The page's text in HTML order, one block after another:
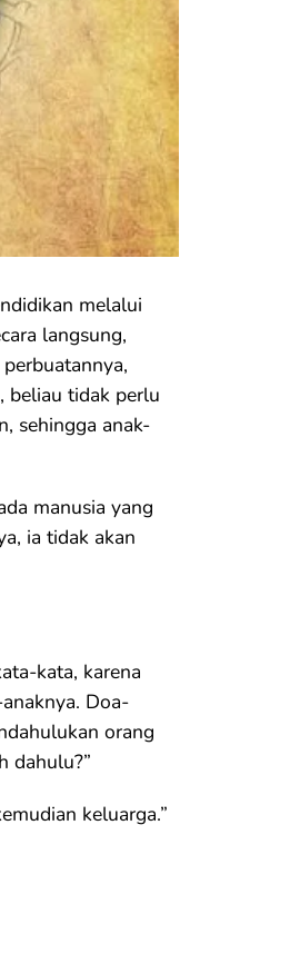
melalui
langsung,
beliau tidak perlu
sehingga anak-
manusia yang
ia tidak akan
kata, karena
Doa-
orang
dahulu?”
keluarga.”